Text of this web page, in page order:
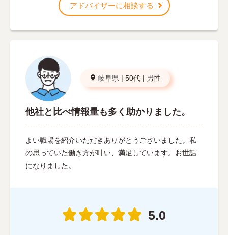
アドバイザーに相談する
岐阜県 | 50代 | 男性
他社と比べ情報量も多く助かりました。
よい職場を紹介いただきありがとうございました。私
の思っていた働き方が叶い、満足しています。お世話
になりました。
5.0